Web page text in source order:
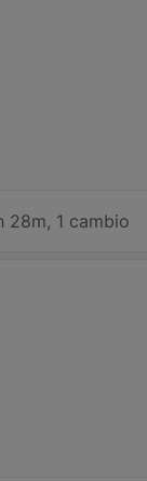
28m, 1 cambio